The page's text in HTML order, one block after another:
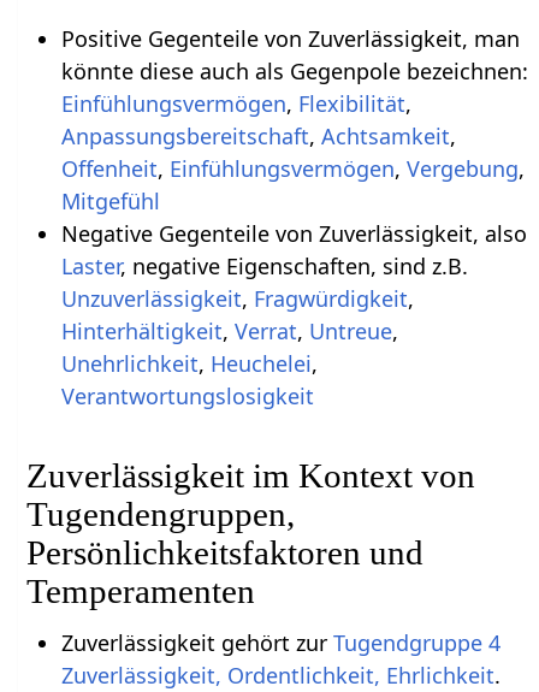
Positive Gegenteile von Zuverlässigkeit, man
könnte diese auch als Gegenpole bezeichnen:
Einfühlungsvermögen, Flexibilität,
Anpassungsbereitschaft, Achtsamkeit,
Offenheit, Einfühlungsvermögen, Vergebung,
Mitgefühl
Negative Gegenteile von Zuverlässigkeit, also
Laster, negative Eigenschaften, sind z.B.
Unzuverlässigkeit, Fragwürdigkeit,
Hinterhältigkeit, Verrat, Untreue,
Unehrlichkeit, Heuchelei,
Verantwortungslosigkeit
Zuverlässigkeit im Kontext von
Tugendengruppen,
Persönlichkeitsfaktoren und
Temperamenten
Zuverlässigkeit gehört zur Tugendgruppe 4
Zuverlässigkeit, Ordentlichkeit, Ehrlichkeit.